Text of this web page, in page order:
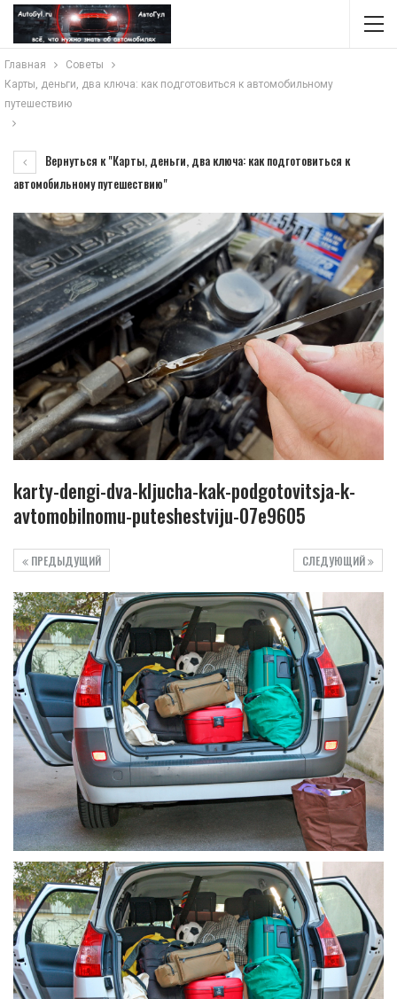
Главная
Советы
Карты, деньги, два ключа: как подготовиться к автомобильному
путешествию
Вернуться к "Карты, деньги, два ключа: как подготовиться к
автомобильному путешествию"
karty-dengi-dva-kljucha-kak-podgotovitsja-k-
avtomobilnomu-puteshestviju-07e9605
СЛЕДУЮЩИЙ
ПРЕДЫДУЩИЙ